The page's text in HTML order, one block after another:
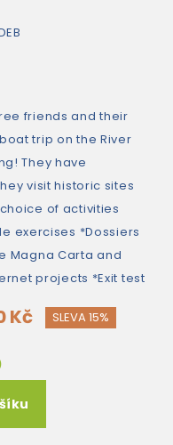
friends and their
trip on the River
They have
visit historic sites
of activities
exercises *Dossiers
Magna Carta and
projects *Exit test
Kč SLEVA 15%